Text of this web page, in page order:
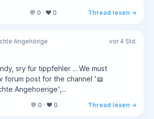
💬 0 · ❤️ 0 Thread lesen →
Angehörige vor 4 Std.
sry für tippfehler ... We must
forum post for the channel '📖
Angehoerige',...
💬 0 · ❤️ 0 Thread lesen →